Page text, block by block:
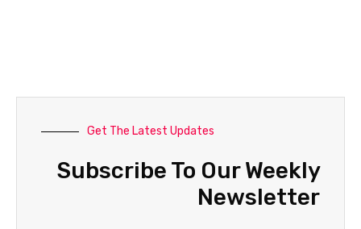
Get The Latest Updates
Subscribe To Our Weekly
Newsletter